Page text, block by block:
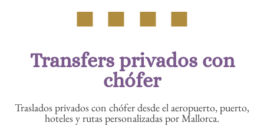
Transfers privados con
chófer
Traslados privados con chófer desde el aeropuerto, puerto,
hoteles y rutas personalizadas por Mallorca.